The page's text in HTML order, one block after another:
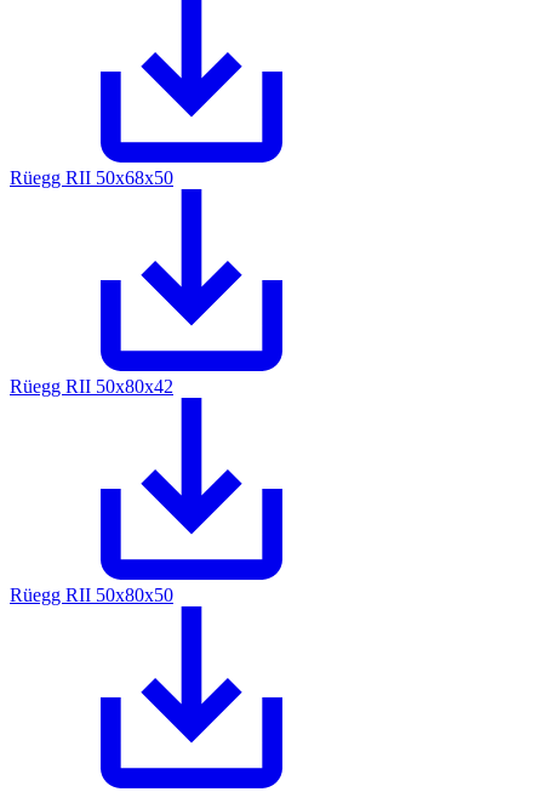
Rüegg RII 50x68x50
Rüegg RII 50x80x42
Rüegg RII 50x80x50